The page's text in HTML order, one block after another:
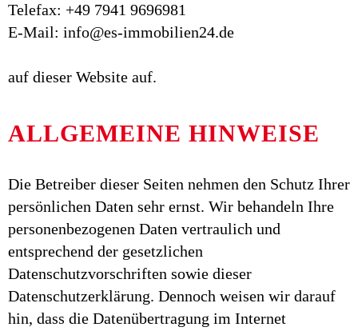
Telefax: +49 7941 9696981
E-Mail: info@es-immobilien24.de
auf dieser Website auf.
ALLGEMEINE HINWEISE
Die Betreiber dieser Seiten nehmen den Schutz Ihrer
persönlichen Daten sehr ernst. Wir behandeln Ihre
personenbezogenen Daten vertraulich und
entsprechend der gesetzlichen
Datenschutzvorschriften sowie dieser
Datenschutzerklärung. Dennoch weisen wir darauf
hin, dass die Datenübertragung im Internet